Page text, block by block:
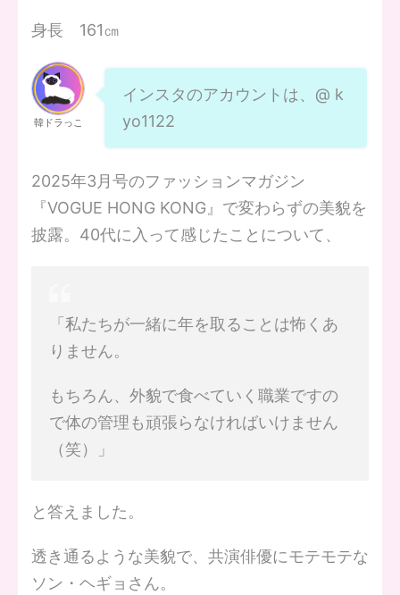
身長 161㎝
韓ドラっこ
インスタのアカウントは、@ k
yo1122
2025年3月号のファッションマガジン
『VOGUE HONG KONG』で変わらずの美貌を
披露。40代に入って感じたことについて、
「私たちが一緒に年を取ることは怖くあ
りません。
もちろん、外貌で食べていく職業ですの
で体の管理も頑張らなければいけません
（笑）」
と答えました。
透き通るような美貌で、共演俳優にモテモテな
ソン・ヘギョさん。